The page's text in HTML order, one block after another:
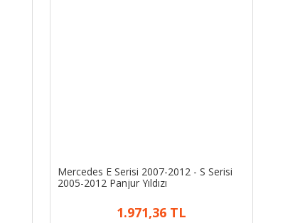
Mercedes E Serisi 2007-2012 - S Serisi
2005-2012 Panjur Yıldızı
1.971,36 TL